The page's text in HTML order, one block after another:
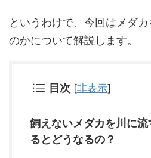
というわけで、今回はメダ
のかについて解説します。
目次 [非表示]
飼えないメダカを川に
るとどうなるの？